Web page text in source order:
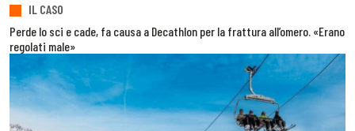
IL CASO
Perde lo sci e cade, fa causa a Decathlon per la frattura all’omero. «Erano
regolati male»